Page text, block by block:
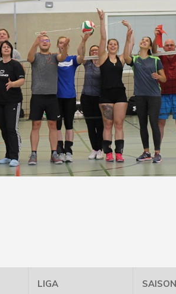
LIGA SAISON